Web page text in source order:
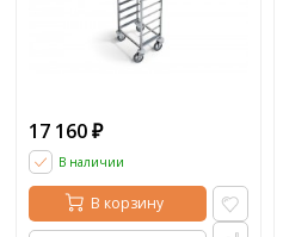
17 160 ₽
В наличии
В корзину